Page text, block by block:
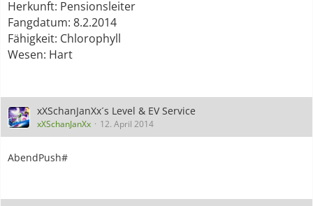
Herkunft: Pensionsleiter
Fangdatum: 8.2.2014
Fähigkeit: Chlorophyll
Wesen: Hart
xXSchanJanXx´s Level & EV Service
xXSchanJanXx 12. April 2014
AbendPush#